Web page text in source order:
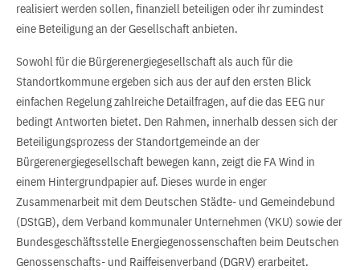
realisiert werden sollen, finanziell beteiligen oder ihr zumindest
eine Beteiligung an der Gesellschaft anbieten.
Sowohl für die Bürgerenergiegesellschaft als auch für die
Standortkommune ergeben sich aus der auf den ersten Blick
einfachen Regelung zahlreiche Detailfragen, auf die das EEG nur
bedingt Antworten bietet. Den Rahmen, innerhalb dessen sich der
Beteiligungsprozess der Standortgemeinde an der
Bürgerenergiegesellschaft bewegen kann, zeigt die FA Wind in
einem Hintergrundpapier auf. Dieses wurde in enger
Zusammenarbeit mit dem Deutschen Städte- und Gemeindebund
(DStGB), dem Verband kommunaler Unternehmen (VKU) sowie der
Bundesgeschäftsstelle Energiegenossenschaften beim Deutschen
Genossenschafts- und Raiffeisenverband (DGRV) erarbeitet.